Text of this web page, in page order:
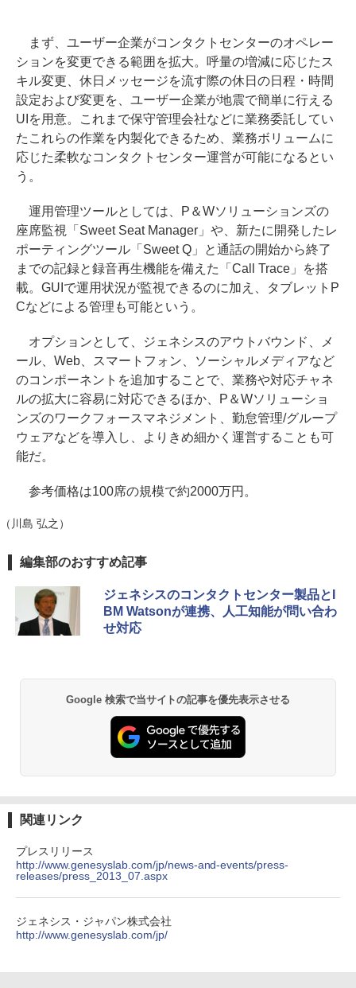
まず、ユーザー企業がコンタクトセンターのオペレー
ションを変更できる範囲を拡大。呼量の増減に応じたス
キル変更、休日メッセージを流す際の休日の日程・時間
設定および変更を、ユーザー企業が地震で簡単に行える
UIを用意。これまで保守管理会社などに業務委託してい
たこれらの作業を内製化できるため、業務ボリュームに
応じた柔軟なコンタクトセンター運営が可能になるとい
う。
運用管理ツールとしては、P＆Wソリューションズの
座席監視「Sweet Seat Manager」や、新たに開発したレ
ポーティングツール「Sweet Q」と通話の開始から終了
までの記録と録音再生機能を備えた「Call Trace」を搭
載。GUIで運用状況が監視できるのに加え、タブレットP
Cなどによる管理も可能という。
オプションとして、ジェネシスのアウトバウンド、メ
ール、Web、スマートフォン、ソーシャルメディアなど
のコンポーネントを追加することで、業務や対応チャネ
ルの拡大に容易に対応できるほか、P＆Wソリューショ
ンズのワークフォースマネジメント、勤怠管理/グループ
ウェアなどを導入し、よりきめ細かく運営することも可
能だ。
参考価格は100席の規模で約2000万円。
（川島 弘之）
編集部のおすすめ記事
ジェネシスのコンタクトセンター製品とI
BM Watsonが連携、人工知能が問い合わ
せ対応
Google 検索で当サイトの記事を優先表示させる
関連リンク
プレスリリース
http://www.genesyslab.com/jp/news-and-events/press-
releases/press_2013_07.aspx
ジェネシス・ジャパン株式会社
http://www.genesyslab.com/jp/